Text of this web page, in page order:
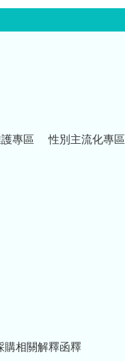
專區 性別主流化專區
購相關解釋函釋